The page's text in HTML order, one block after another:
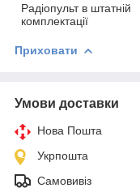
Радіопульт в штатній
комплектації
Приховати
Умови доставки
Нова Пошта
Укрпошта
Самовивіз